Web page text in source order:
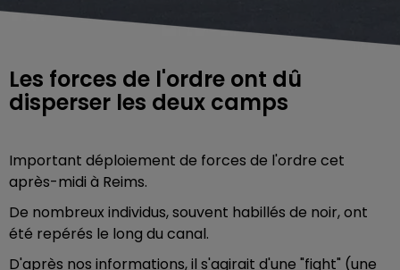
Les forces de l'ordre ont dû
disperser les deux camps
Important déploiement de forces de l'ordre cet
après-midi à Reims.
De nombreux individus, souvent habillés de noir, ont
été repérés le long du canal.
D'après nos informations, il s'agirait d'une "fight" (une